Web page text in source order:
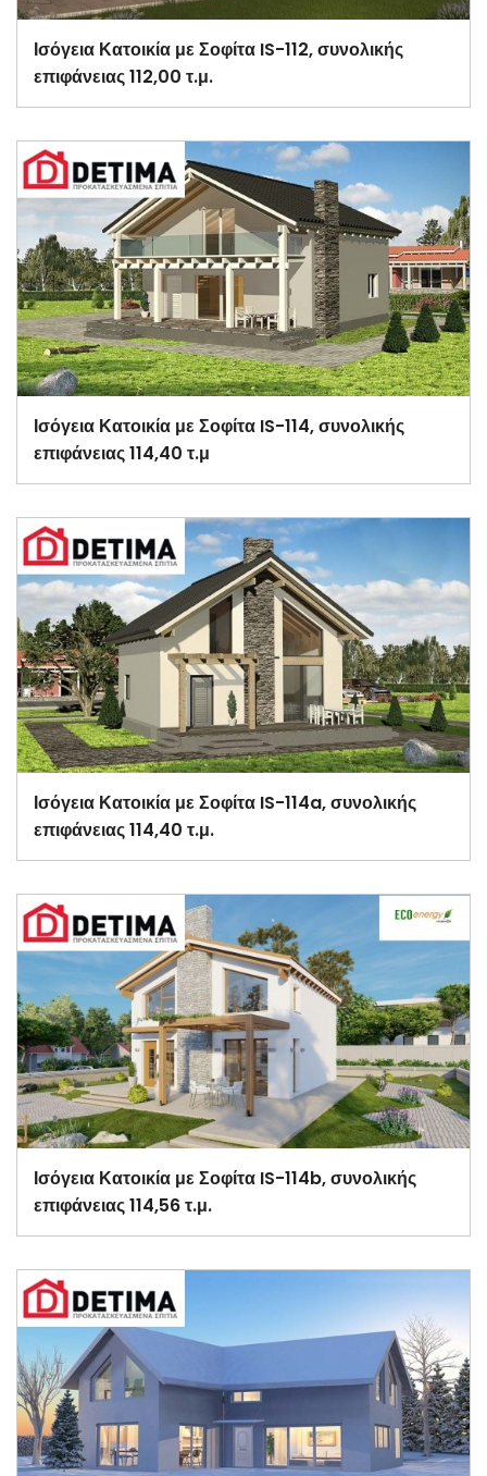
Ισόγεια Κατοικία με Σοφίτα IS-112, συνολικής
επιφάνειας 112,00 τ.μ.
Ισόγεια Κατοικία με Σοφίτα IS-114, συνολικής
επιφάνειας 114,40 τ.μ
Ισόγεια Κατοικία με Σοφίτα IS-114a, συνολικής
επιφάνειας 114,40 τ.μ.
Ισόγεια Κατοικία με Σοφίτα IS-114b, συνολικής
επιφάνειας 114,56 τ.μ.